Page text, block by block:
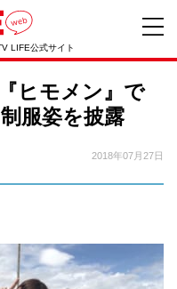
LIFE公式サイト
ヒモメン』で
服姿を披露
2018年07月27日